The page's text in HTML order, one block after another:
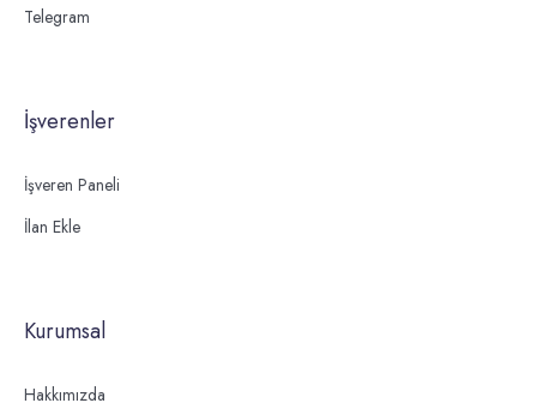
Telegram
İşverenler
İşveren Paneli
İlan Ekle
Kurumsal
Hakkımızda